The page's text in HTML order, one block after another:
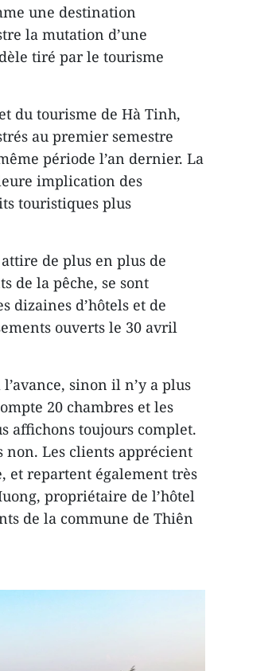
une destination
la mutation d’une
tiré par le tourisme
du tourisme de Hà Tinh,
au premier semestre
période l’an dernier. La
implication des
touristiques plus
de plus en plus de
de la pêche, se sont
dizaines d’hôtels et de
ouverts le 30 avril
sinon il n’y a plus
20 chambres et les
affichons toujours complet.
Les clients apprécient
et repartent également très
propriétaire de l’hôtel
de la commune de Thiên